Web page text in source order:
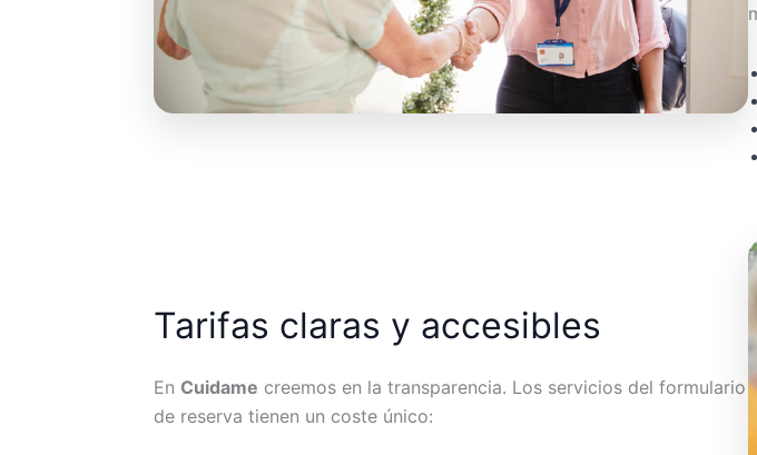
Tarifas claras y accesibles
En Cuidame creemos en la transparencia. Los servicios del formulario
de reserva tienen un coste único: